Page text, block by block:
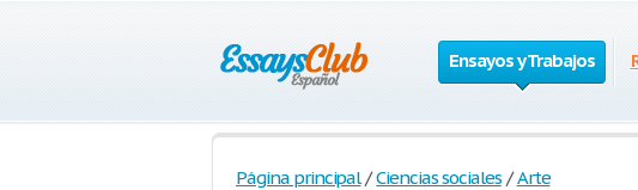
Ensayos y Trabajos
Página principal / Ciencias sociales / Arte